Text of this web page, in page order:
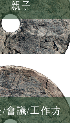
親子
/會議/工作坊